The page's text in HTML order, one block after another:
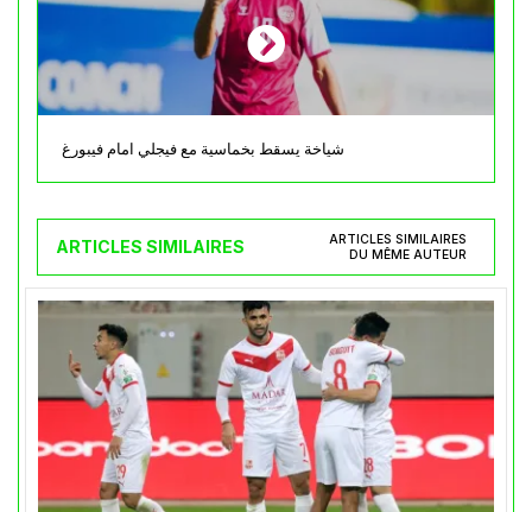
شياخة يسقط بخماسية مع فيجلي امام فيبورغ
ARTICLES SIMILAIRES
ARTICLES SIMILAIRES
DU MÊME AUTEUR